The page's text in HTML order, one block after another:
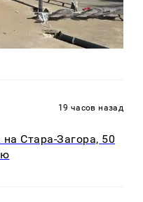
19 часов назад
Стара-Загора, 50